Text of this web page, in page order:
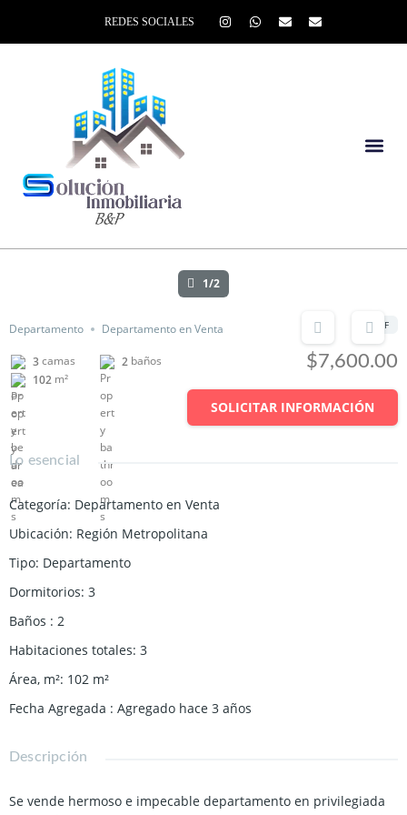
REDES SOCIALES
1/2
Departamento Departamento en Venta
3camas 2 baños
102 m²
$7,600.00
UF
SOLICITAR INFORMACIÓN
Lo esencial
Categoría: Departamento en Venta
Ubicación: Región Metropolitana
Tipo: Departamento
Dormitorios: 3
Baños : 2
Habitaciones totales: 3
Área, m²: 102 m²
Fecha Agregada : Agregado hace 3 años
Descripción
Se vende hermoso e impecable departamento en privilegiada